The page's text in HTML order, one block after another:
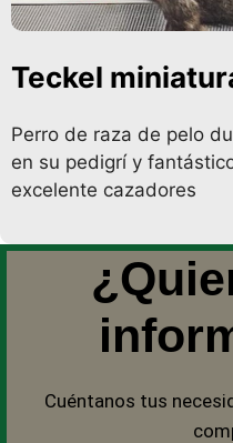
Teckel
Perro de raza de pelo
en su pedigrí y
excelente cazadores
Cuéntanos tus